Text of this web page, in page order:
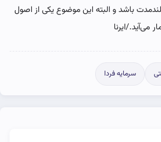
باشد و البته این موضوع یکی از اصول
می‌آید./ایرنا
سرمایه فردا